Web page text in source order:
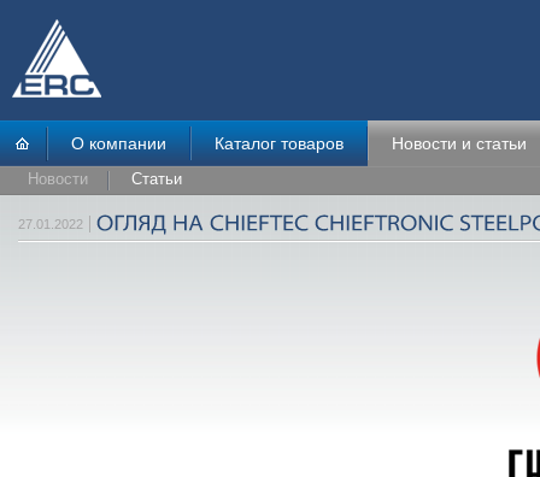
О компании Каталог товаров Новости и статьи
Новости Статьи
27.01.2022